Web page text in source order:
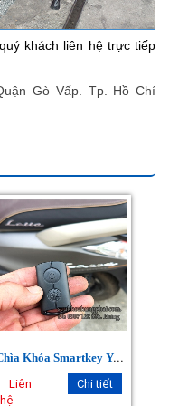
khách liên hệ trực tiếp
Gò Vấp. Tp. Hồ Chí
C
hìa Khóa Smartkey Yamaha Latte
Liên
hệ
Chi tiết